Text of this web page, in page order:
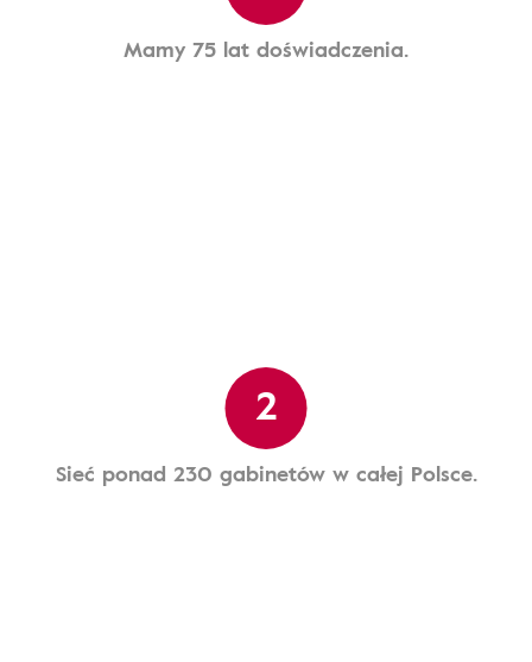
Mamy 75 lat doświadczenia.
2
Sieć ponad 230 gabinetów w całej Polsce.